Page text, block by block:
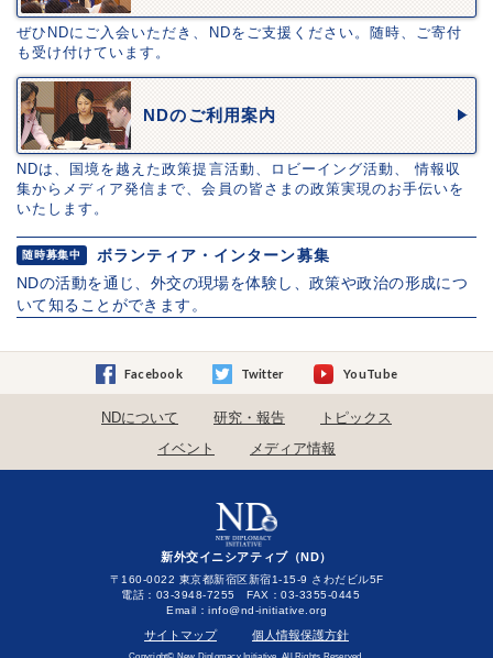
ぜひNDにご入会いただき、NDをご支援ください。随時、ご寄付
も受け付けています。
NDのご利用案内
NDは、国境を越えた政策提言活動、ロビーイング活動、 情報収
集からメディア発信まで、会員の皆さまの政策実現のお手伝いを
いたします。
随時募集中
ボランティア・インターン募集
NDの活動を通じ、外交の現場を体験し、政策や政治の形成につ
いて知ることができます。
Facebook Twitter YouTube
NDについて 研究・報告
トピックス
イベント
メディア情報
新外交イニシアティブ（ND）
〒160-0022 東京都新宿区新宿1-15-9 さわだビル5F
電話：03-3948-7255 FAX：03-3355-0445
Email：
サイトマップ 個人情報保護方針